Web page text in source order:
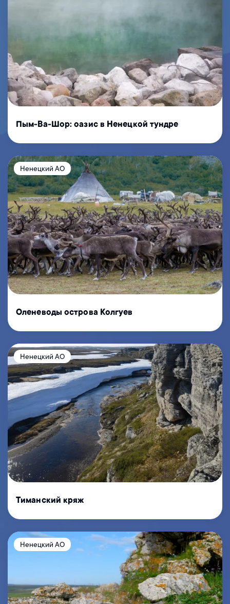
Пым-Ва-Шор: оазис в Ненецкой тундре
Оленеводы острова Колгуев
Ненецкий АО
Тиманский кряж
Ненецкий АО
Ненецкий АО